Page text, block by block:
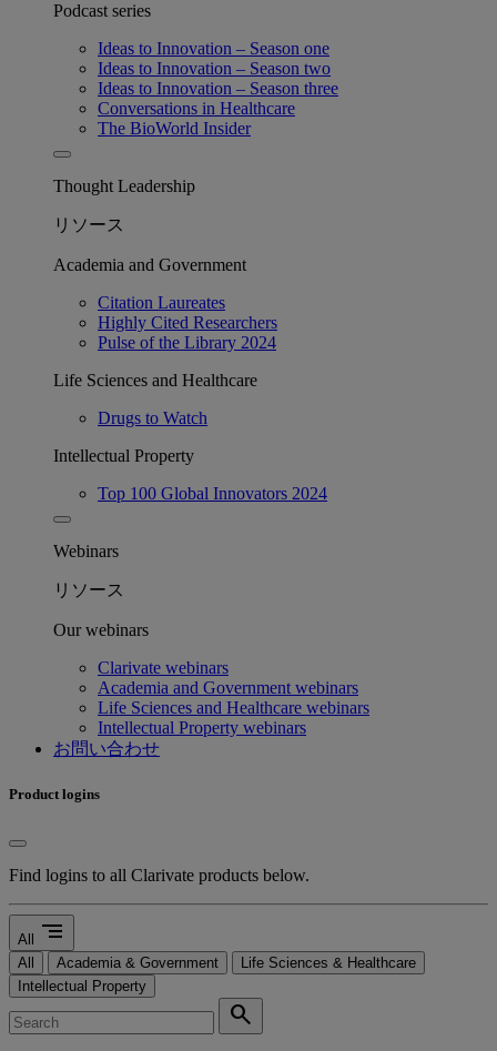
Podcast series
Ideas to Innovation – Season one
Ideas to Innovation – Season two
Ideas to Innovation – Season three
Conversations in Healthcare
The BioWorld Insider
Thought Leadership
リソース
Academia and Government
Citation Laureates
Highly Cited Researchers
Pulse of the Library 2024
Life Sciences and Healthcare
Drugs to Watch
Intellectual Property
Top 100 Global Innovators 2024
Webinars
リソース
Our webinars
Clarivate webinars
Academia and Government webinars
Life Sciences and Healthcare webinars
Intellectual Property webinars
お問い合わせ
Product logins
Find logins to all Clarivate products below.
All segment
All Academia & Government
Life Sciences & Healthcare
Intellectual Property
search